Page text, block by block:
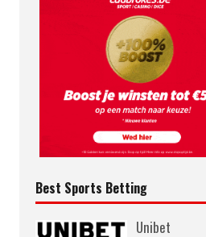
Best Sports Betting
Unibet